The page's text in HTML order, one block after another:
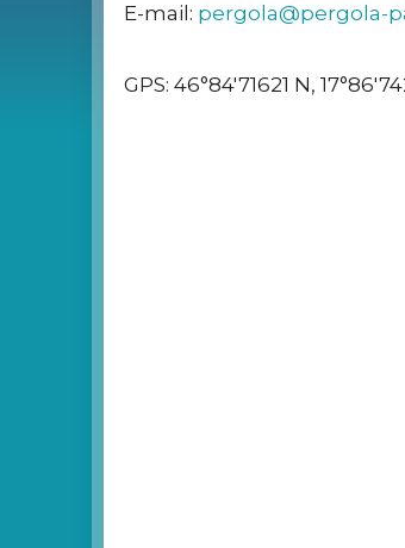
E-mail: pergola@pergola-
GPS: 46°84'71621 N,